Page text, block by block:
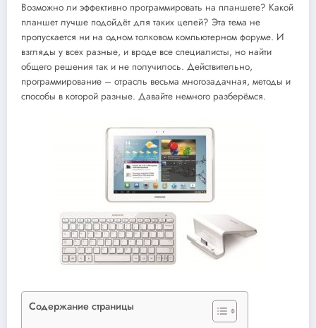
Возможно ли эффективно программировать на планшете? Какой
планшет лучше подойдёт для таких целей? Эта тема не
пропускается ни на одном толковом компьютерном форуме. И
взгляды у всех разные, и вроде все специалисты, но найти
общего решения так и не получилось. Действительно,
программирование – отрасль весьма многозадачная, методы и
способы в которой разные. Давайте немного разберёмся.
Содержание страницы